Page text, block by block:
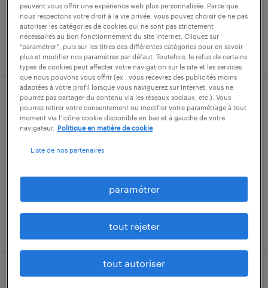
publié le 15 juin 2026
jointeur (f/h)
cesson-sévigné, ille-et-vilaine
intérim
publié le 16 juillet 2026
peintre en bâtiment (f/h)
peuvent vous offrir une expérience web plus personnalisée. Parce que
nous respectons votre droit à la vie privée, vous pouvez choisir de ne pas
autoriser les catégories de cookies qui ne sont pas strictement
nécessaires au bon fonctionnement du site Internet. Cliquez sur
“paramétrer”, puis sur les titres des différentes catégories pour en savoir
plus et modifier nos paramètres par défaut. Toutefois, le refus de certains
types de cookies peut affecter votre navigation sur le site et les services
que nous pouvons vous offrir (ex : vous recevrez des publicités moins
adaptées à votre profil lorsque vous naviguerez sur Internet, vous ne
pourrez pas partager du contenu via les réseaux sociaux, etc.). Vous
pourrez retirer votre consentement ou modifier votre paramétrage à tout
moment via l’icône cookie disponible en bas et à gauche de votre
navigateur.
Politique en matière de cookie
Liste de nos partenaires
paramétrer
tout rejeter
tout autoriser